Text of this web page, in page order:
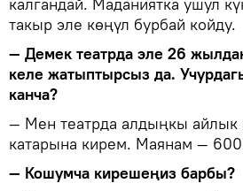
калгандай. Маданиятка ушул
такыр эле көңүл бурбай койду.
— Демек театрда эле 26
келе жатыптырсыз да.
канча?
— Мен театрда алдыңкы айлык
катарына кирем. Маянам —
— Кошумча кирешеңиз барбы?